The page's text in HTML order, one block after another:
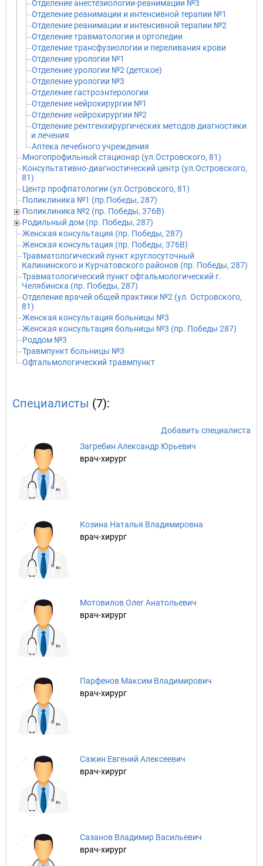
Отделение анестезиологии-реанимации №3
Отделение реанимации и интенсивной терапии №1
Отделение реанимации и интенсивной терапии №2
Отделение травматологии и ортопедии
Отделение трансфузиологии и переливания крови
Отделение урологии №1
Отделение урологии №2 (детское)
Отделение урологии №3
Отделение гастроэнтерологии
Отделение нейрохирургии №1
Отделение нейрохирургии №2
Отделение рентгенхирургических методов диагностики
и лечения
Аптека лечебного учреждения
Многопрофильный стационар (ул.Островского, 81)
Консультативно-диагностический центр (ул.Островского,
81)
Центр профпатологии (ул.Островского, 81)
Поликлиника №1 (пр.Победы, 287)
Поликлиника №2 (пр. Победы, 376В)
Родильный дом (пр. Победы, 287)
Женская консультация (пр. Победы, 287)
Женская консультация (пр. Победы, 376В)
Травматологический пункт круглосуточный
Калининского и Курчатовского районов (пр. Победы, 287)
Травматологический пункт офтальмологический г.
Челябинска (пр. Победы, 287)
Отделение врачей общей практики №2 (ул. Островского,
81)
Женская консультация больницы №3
Женская консультация больницы №3 (пр. Победы 287)
Роддом №3
Травмпункт больницы №3
Офтальмологический травмпункт
Специалисты (7):
Добавить специалиста
Загребин Александр Юрьевич
врач-хирург
Козина Наталья Владимировна
врач-хирург
Мотовилов Олег Анатольевич
врач-хирург
Парфенов Максим Владимирович
врач-хирург
Сажин Евгений Алексеевич
врач-хирург
Сазанов Владимир Васильевич
врач-хирург